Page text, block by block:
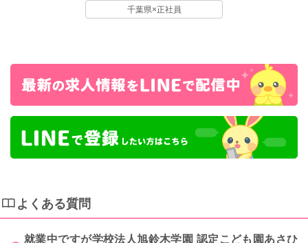
千葉県×正社員
よくある質問
就業中ですが学校法人旭鈴木学園 認定こども園あさひ